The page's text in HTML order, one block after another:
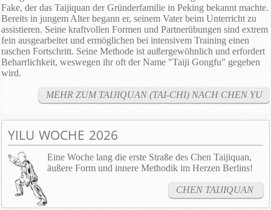
Fake, der das Taijiquan der Gründerfamilie in Peking bekannt machte.
Bereits in jungem Alter begann er, seinem Vater beim Unterricht zu
assistieren. Seine kraftvollen Formen und Partnerübungen sind extrem
fein ausgearbeitet und ermöglichen bei intensivem Training einen
raschen Fortschritt. Seine Methode ist außergewöhnlich und erfordert
Beharrlichkeit, weswegen ihr oft der Name "Taiji Gongfu" gegeben
wird.
MEHR ZUM TAIJIQUAN (TAI-CHI) NACH CHEN YU
YILU WOCHE 2026
Eine Woche lang die erste Straße des Chen Taijiquan,
äußere Form und innere Methodik im Herzen Berlins!
CHEN TAIJIQUAN